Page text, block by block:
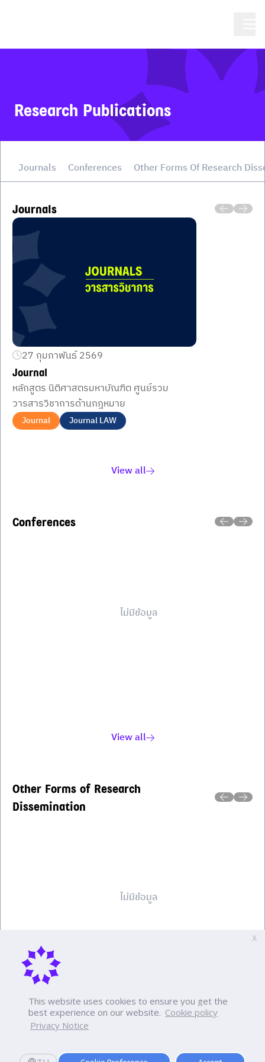
This website uses cookies to ensure you get the
best experience on our website. Cookie policy
Privacy Notice
X
Research Publications
Journals Conferences Other Forms Of Research
Journals
27 กุมภาพันธ์ 2569
Journal
หลักสูตร นิติศาสตรมหาบัณฑิต ศูนย์รวม
วารสารวิชาการด้านกฎหมาย
Journal Journal LAW
View all
Conferences
ไม่มีข้อมูล
View all
Other Forms of Research
Dissemination
ไม่มีข้อมูล